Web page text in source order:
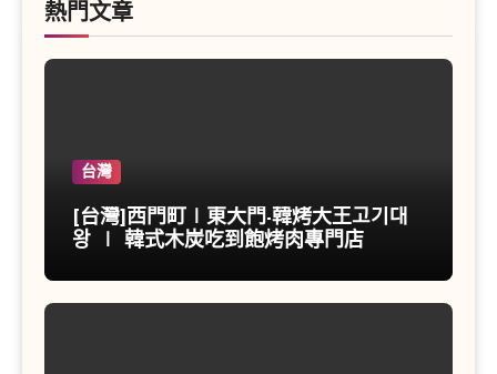
熱門文章
台灣
[台灣]西門町∣東大門-韓烤大王고기대
왕 ∣ 韓式木炭吃到飽烤肉專門店